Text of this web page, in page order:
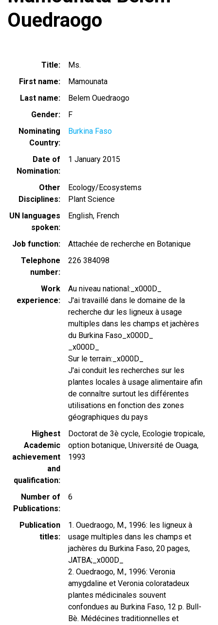
Ouedraogo
Title
Ms.
First name
Mamounata
Last name
Belem Ouedraogo
Gender
F
Nominating
Country
Burkina Faso
Date of
Nomination
1 January 2015
Other
Disciplines
Ecology/Ecosystems
Plant Science
UN languages
spoken
English French
Job function
Attachée de recherche en Botanique
Telephone
number
226 384098
Work
experience
Au niveau national:_x000D_
J'ai travaillé dans le domaine de la
recherche dur les ligneux à usage
multiples dans les champs et jachères
du Burkina Faso_x000D_
_x000D_
Sur le terrain:_x000D_
J'ai conduit les recherches sur les
plantes locales à usage alimentaire afin
de connaître surtout les différentes
utilisations en fonction des zones
géographiques du pays
Highest
Academic
achievement
and
qualification
Doctorat de 3è cycle, Ecologie tropicale,
option botanique, Université de Ouaga,
1993
Number of
Publications
6
Publication
titles
1. Ouedraogo, M., 1996: les ligneux à
usage multiples dans les champs et
jachères du Burkina Faso, 20 pages,
JATBA;_x000D_
2. Ouedraogo, M., 1996: Veronia
amygdaline et Veronia coloratadeux
plantes médicinales souvent
confondues au Burkina Faso, 12 p. Bull-
Bè. Médécines traditionnelles et